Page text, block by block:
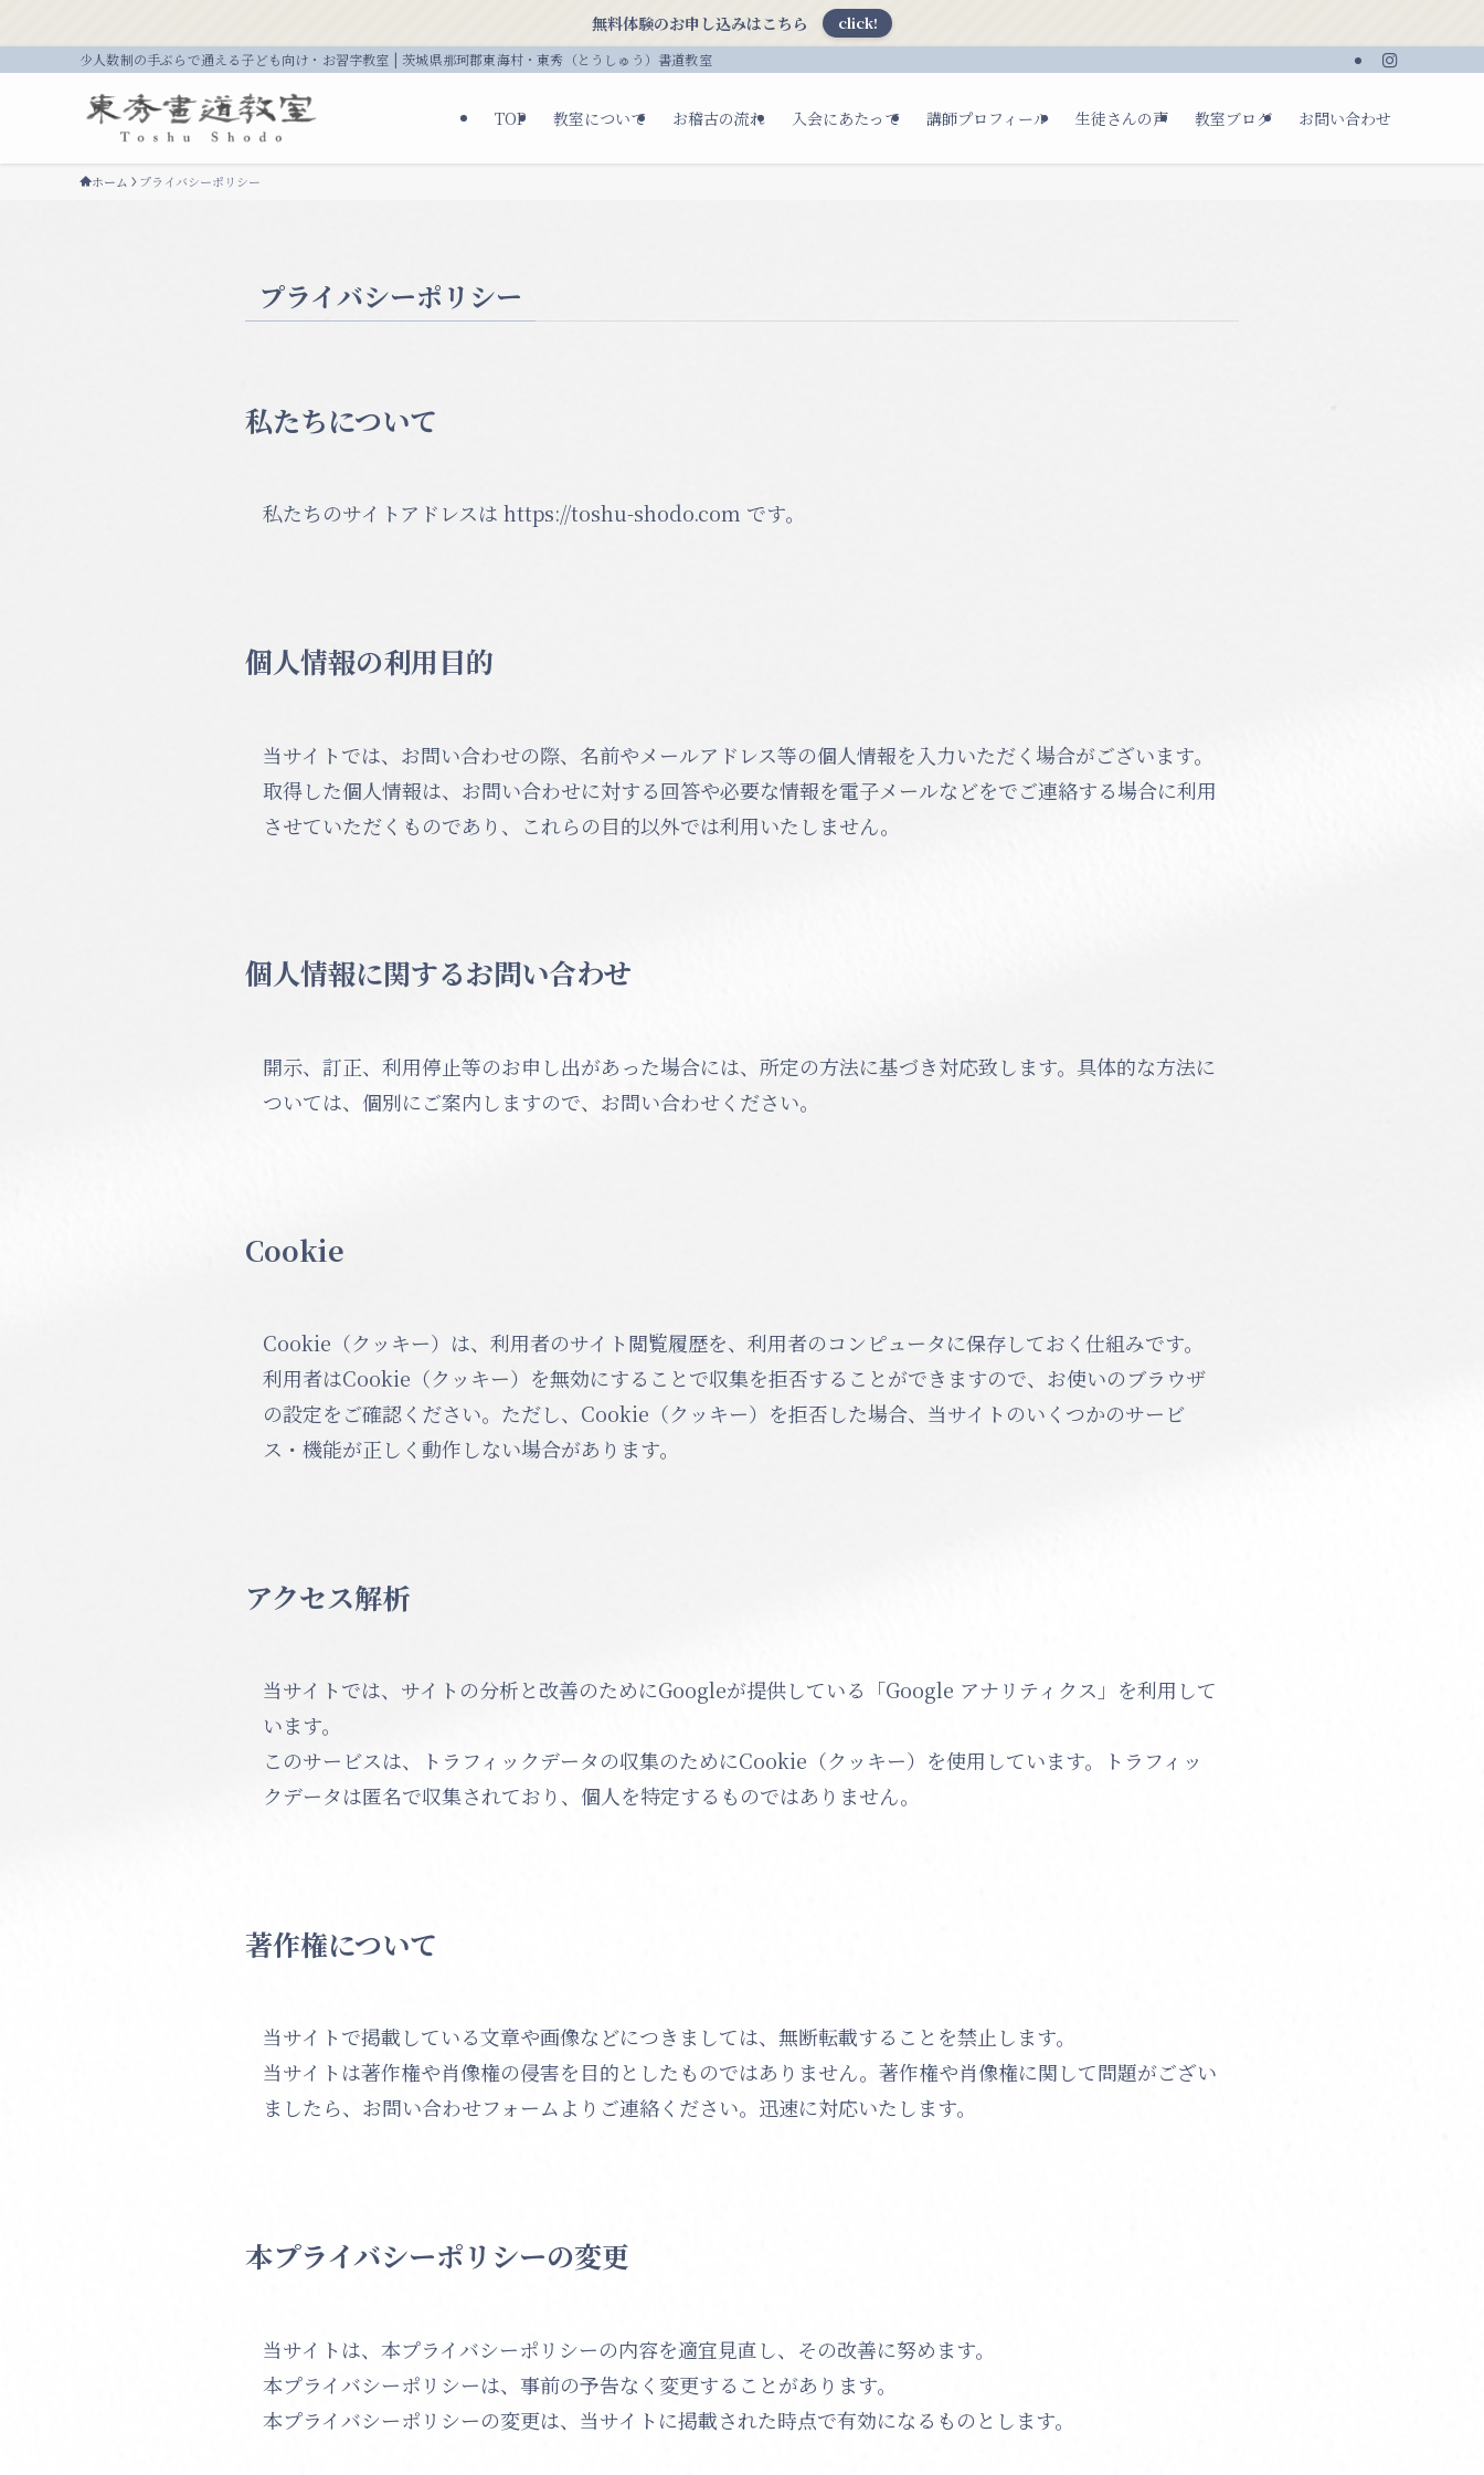
無料体験のお申し込みはこちら click!
少人数制の手ぶらで通える子ども向け・お習字教室 | 茨城県那珂郡東海村・東秀（とうしゅう）書道教室
TOP 教室について お稽古の流れ 入会にあたって 講師プロフィール 生徒さんの声 教室ブログ お問い合わせ
ホーム プライバシーポリシー
プライバシーポリシー
私たちについて
私たちのサイトアドレスは https://toshu-shodo.com です。
個人情報の利用目的
当サイトでは、お問い合わせの際、名前やメールアドレス等の個人情報を入力いただく場合がございます。
取得した個人情報は、お問い合わせに対する回答や必要な情報を電子メールなどをでご連絡する場合に利用
させていただくものであり、これらの目的以外では利用いたしません。
個人情報に関するお問い合わせ
開示、訂正、利用停止等のお申し出があった場合には、所定の方法に基づき対応致します。具体的な方法に
ついては、個別にご案内しますので、お問い合わせください。
Cookie
Cookie（クッキー）は、利用者のサイト閲覧履歴を、利用者のコンピュータに保存しておく仕組みです。
利用者はCookie（クッキー）を無効にすることで収集を拒否することができますので、お使いのブラウザ
の設定をご確認ください。ただし、Cookie（クッキー）を拒否した場合、当サイトのいくつかのサービ
ス・機能が正しく動作しない場合があります。
アクセス解析
当サイトでは、サイトの分析と改善のためにGoogleが提供している「Google アナリティクス」を利用して
います。
このサービスは、トラフィックデータの収集のためにCookie（クッキー）を使用しています。トラフィッ
クデータは匿名で収集されており、個人を特定するものではありません。
著作権について
当サイトで掲載している文章や画像などにつきましては、無断転載することを禁止します。
当サイトは著作権や肖像権の侵害を目的としたものではありません。著作権や肖像権に関して問題がござい
ましたら、お問い合わせフォームよりご連絡ください。迅速に対応いたします。
本プライバシーポリシーの変更
当サイトは、本プライバシーポリシーの内容を適宜見直し、その改善に努めます。
本プライバシーポリシーは、事前の予告なく変更することがあります。
本プライバシーポリシーの変更は、当サイトに掲載された時点で有効になるものとします。